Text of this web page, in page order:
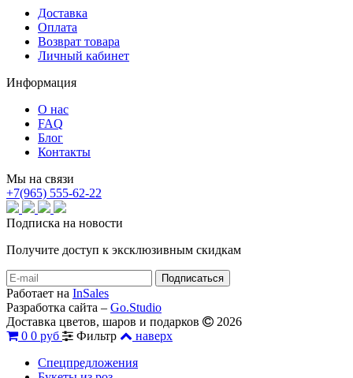
Доставка
Оплата
Возврат товара
Личный кабинет
Информация
О нас
FAQ
Блог
Контакты
Мы на связи
+7(965) 555-62-22
Подписка на новости
Получите доступ к эксклюзивным скидкам
Работает на InSales
Разработка сайта – Go.Studio
Доставка цветов, шаров и подарков
2026
0 0 руб Фильтр
наверх
Спецпредложения